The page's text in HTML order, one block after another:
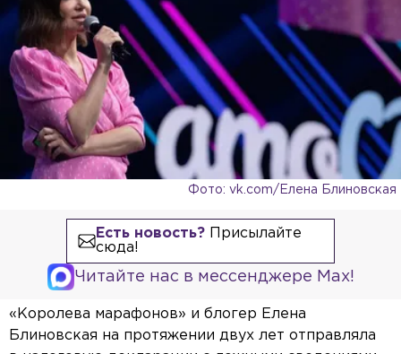
Фото: vk.com/Елена Блиновская
Есть новость?Присылайте
сюда!
Читайте нас в мессенджере Max!
«Королева марафонов» и блогер Елена
Блиновская на протяжении двух лет отправляла